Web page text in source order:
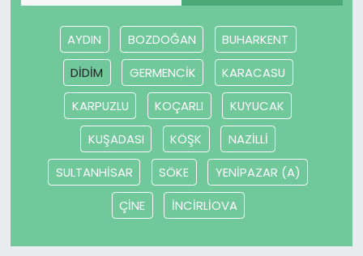
AYDIN BOZDOĞAN
BUHARKENT
DİDİM
GERMENCİK
KARACASU
KARPUZLU
KOÇARLI
KUYUCAK
KUŞADASI
KÖŞK
NAZİLLİ
SULTANHİSAR
SÖKE
YENİPAZAR (A)
ÇİNE
İNCİRLİOVA
TÜRKiYE
Video Galeri
YAŞAM
Yazarlar